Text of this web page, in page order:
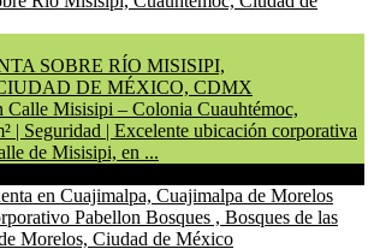
SOBRE RÍO MISISIPI,
DE MÉXICO, CDMX
Calle Misisipi – Colonia Cuauhtémoc,
| Seguridad | Excelente ubicación corporativa
de Misisipi, en ...